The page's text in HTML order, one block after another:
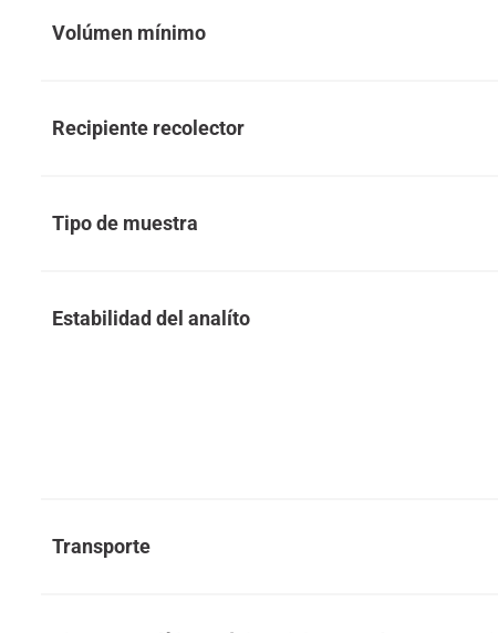
Volúmen mínimo
Recipiente recolector
Tipo de muestra
Estabilidad del analíto
Transporte